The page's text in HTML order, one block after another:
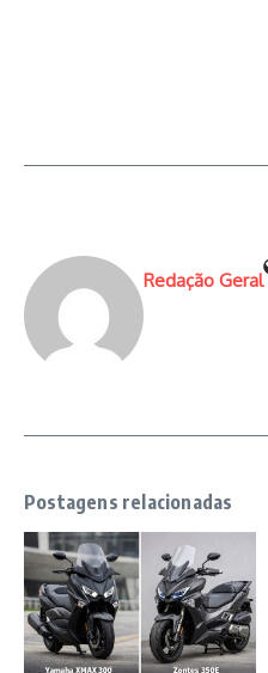
Redação Geral
Postagens relacionadas